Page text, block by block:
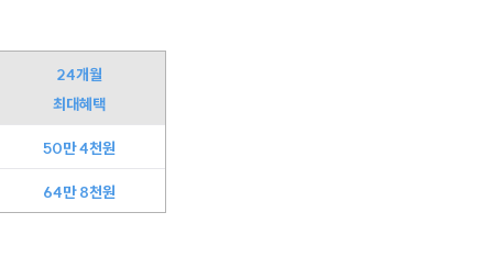
24개월
최대혜택
50만 4천원
64만 8천원